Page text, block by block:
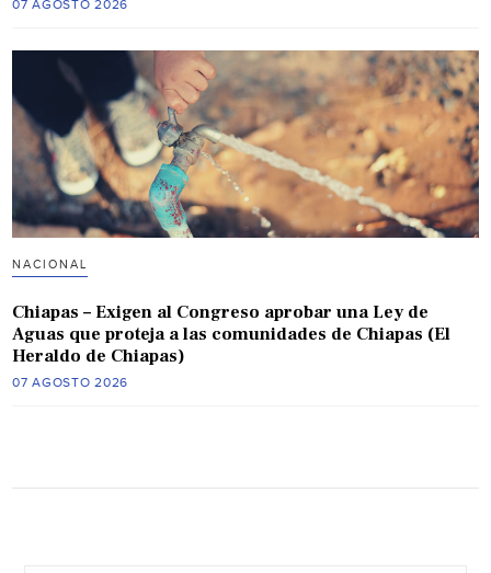
07 AGOSTO 2026
NACIONAL
Chiapas – Exigen al Congreso aprobar una Ley de
Aguas que proteja a las comunidades de Chiapas (El
Heraldo de Chiapas)
07 AGOSTO 2026